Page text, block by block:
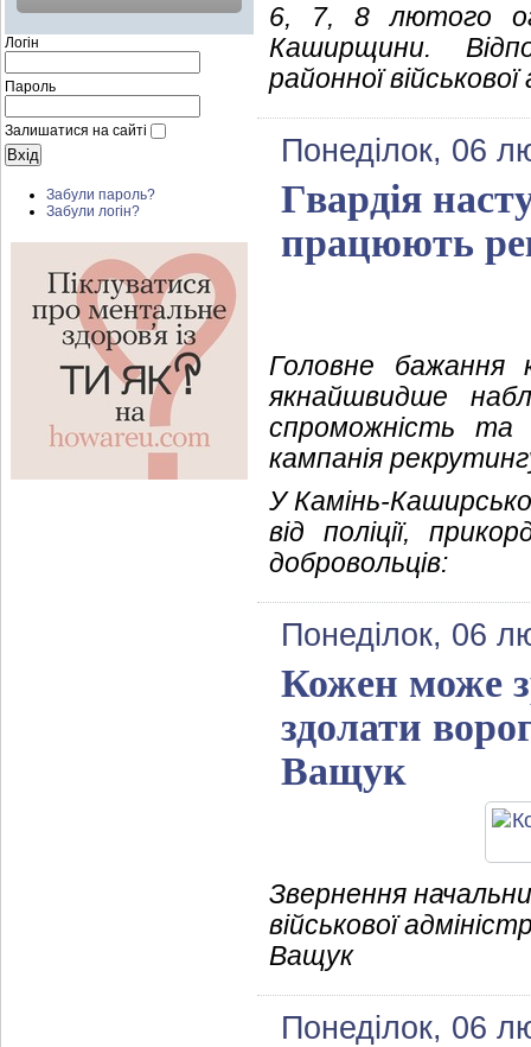
Логін
Пароль
Залишатися на сайті
Забули пароль?
Забули логін?
6, 7, 8 лютого
Каширщини.
районної
Понеділок, 06
Гвардія
працюють
Головне бажання
якнайшвидше
спроможність та
кампанія
У Камінь-
від поліції,
добровольців:
Понеділок, 06
Кожен може
здолати
Ващук
Звернення
військової
Ващук
Понеділок, 06